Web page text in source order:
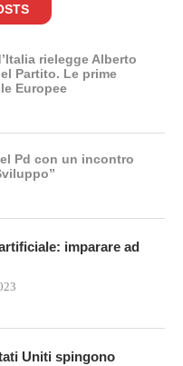
rielegge Alberto
Partito. Le prime
Europee
Pd con un incontro
imparare ad
Uniti spingono